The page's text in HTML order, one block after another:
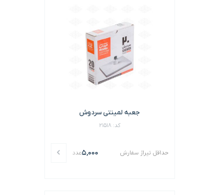
جعبه لمینتی سردوش
کد: 21518
حداقل تیراژ سفارش 5,000عدد